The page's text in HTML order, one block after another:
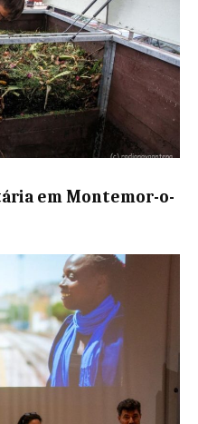
em Montemor-o-